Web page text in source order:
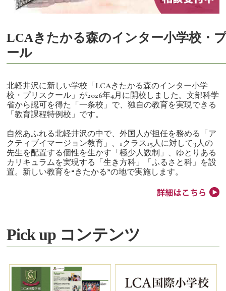
LCAきたかる森のインター小学校・
ール
北軽井沢に新しい学校「LCAきたかる森のインター小学
校・プリスクール」が2026年4月に開校しました。文部科学
省から認可を得た「一条校」で、独自の教育を実現できる
「教育課程特例校」です。
自然あふれる北軽井沢の中で、外国人が担任を務める「ア
クティブイマージョン教育」、1クラス15人に対して3人の
先生を配置する個性を生かす「極少人数制」、ゆとりある
カリキュラムを実現する「生き方科」「ふるさと科」を設
置。新しい教育を“きたかる”の地で実施します。
Pick up コンテンツ